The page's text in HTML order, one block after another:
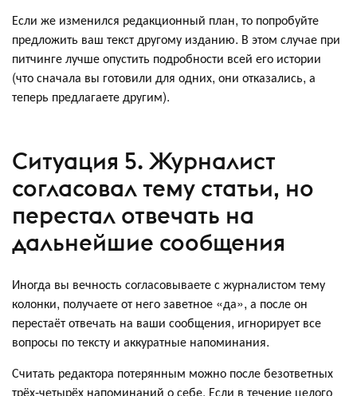
Если же изменился редакционный план, то попробуйте
предложить ваш текст другому изданию. В этом случае при
питчинге лучше опустить подробности всей его истории
(что сначала вы готовили для одних, они отказались, а
теперь предлагаете другим).
Ситуация 5. Журналист
согласовал тему статьи, но
перестал отвечать на
дальнейшие сообщения
Иногда вы вечность согласовываете с журналистом тему
колонки, получаете от него заветное «да», а после он
перестаёт отвечать на ваши сообщения, игнорирует все
вопросы по тексту и аккуратные напоминания.
Считать редактора потерянным можно после безответных
трёх-четырёх напоминаний о себе. Если в течение целого